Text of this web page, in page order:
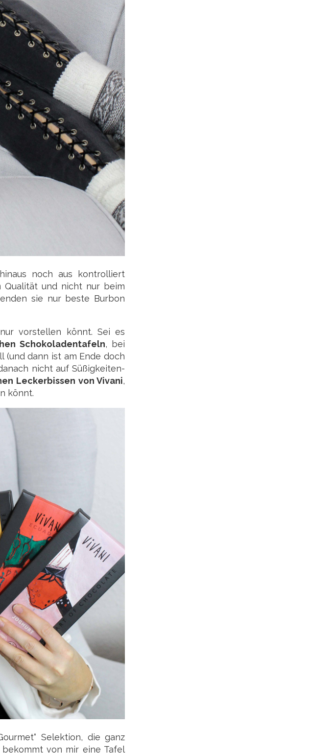
noch aus kontrolliert
Qualität und nicht nur beim
sie nur beste Burbon
vorstellen könnt. Sei es
Schokoladentafeln, bei
dann ist am Ende doch
nicht auf Süßigkeiten-
Leckerbissen von Vivani,
könnt.
Selektion, die ganz
von mir eine Tafel